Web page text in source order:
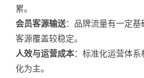
累。
会员客源输送：品牌流量有一定
客源覆盖较稳定。
人效与运营成本：标准化运营体
化为主。